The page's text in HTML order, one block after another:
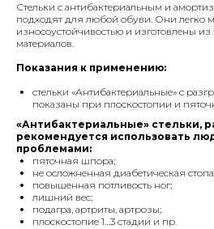
Стельки с антибактериальным и
подходят для любой обуви. Они легко
износоустойчивостью и изготовлены
материалов.
Показания к применению:
стельки «Антибактериальные» с
показаны при плоскостопии и
«Антибактериальные» стельки,
рекомендуется использовать
проблемами:
пяточная шпора;
не осложненная диабетическая
повышенная потливость ног;
лишний вес;
подагра, артриты, артрозы;
плоскостопие 1…3 стадии и пр.